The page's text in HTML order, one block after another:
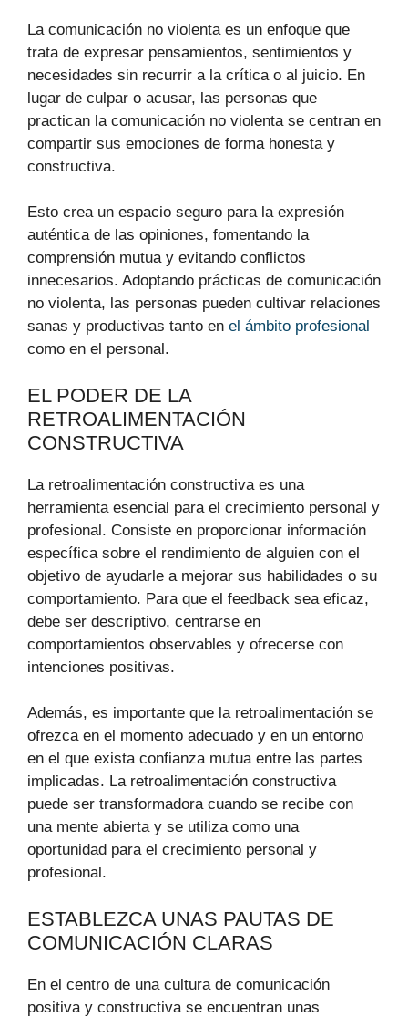
La comunicación no violenta es un enfoque que
trata de expresar pensamientos, sentimientos y
necesidades sin recurrir a la crítica o al juicio. En
lugar de culpar o acusar, las personas que
practican la comunicación no violenta se centran en
compartir sus emociones de forma honesta y
constructiva.
Esto crea un espacio seguro para la expresión
auténtica de las opiniones, fomentando la
comprensión mutua y evitando conflictos
innecesarios. Adoptando prácticas de comunicación
no violenta, las personas pueden cultivar relaciones
sanas y productivas tanto en el ámbito profesional
como en el personal.
EL PODER DE LA
RETROALIMENTACIÓN
CONSTRUCTIVA
La retroalimentación constructiva es una
herramienta esencial para el crecimiento personal y
profesional. Consiste en proporcionar información
específica sobre el rendimiento de alguien con el
objetivo de ayudarle a mejorar sus habilidades o su
comportamiento. Para que el feedback sea eficaz,
debe ser descriptivo, centrarse en
comportamientos observables y ofrecerse con
intenciones positivas.
Además, es importante que la retroalimentación se
ofrezca en el momento adecuado y en un entorno
en el que exista confianza mutua entre las partes
implicadas. La retroalimentación constructiva
puede ser transformadora cuando se recibe con
una mente abierta y se utiliza como una
oportunidad para el crecimiento personal y
profesional.
ESTABLEZCA UNAS PAUTAS DE
COMUNICACIÓN CLARAS
En el centro de una cultura de comunicación
positiva y constructiva se encuentran unas